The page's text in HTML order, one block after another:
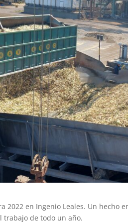
2022 en Ingenio Leales. Un hecho
trabajo de todo un año.